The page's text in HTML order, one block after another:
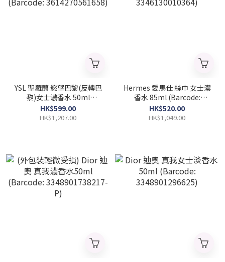
YSL 聖羅蘭 慾望巴黎(反轉巴
黎)女士濃香水 50ml
(Barcode: 3614270561658)
HK$599.00
HK$1,207.00
Hermes 愛馬仕 絲巾 女士濃
香水 85ml (Barcode:
3346130010364)
HK$520.00
HK$1,049.00